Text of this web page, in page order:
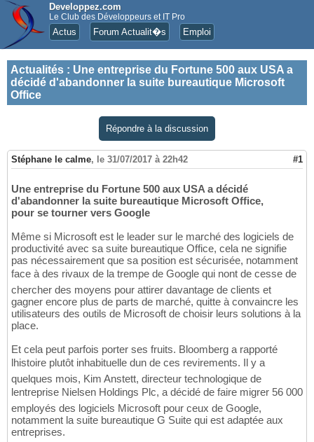
Developpez.com
Le Club des Développeurs et IT Pro
Actus Forum Actualit�s Emploi
Actualités : Une entreprise du Fortune 500 aux USA a
décidé d'abandonner la suite bureautique Microsoft
Office
Répondre à la discussion
Stéphane le calme, le 31/07/2017 à 22h42 #1
Une entreprise du Fortune 500 aux USA a décidé
d'abandonner la suite bureautique Microsoft Office,
pour se tourner vers Google
Même si Microsoft est le leader sur le marché des logiciels de
productivité avec sa suite bureautique Office, cela ne signifie
pas nécessairement que sa position est sécurisée, notamment
face à des rivaux de la trempe de Google qui nont de cesse de
chercher des moyens pour attirer davantage de clients et
gagner encore plus de parts de marché, quitte à convaincre les
utilisateurs des outils de Microsoft de choisir leurs solutions à la
place.
Et cela peut parfois porter ses fruits. Bloomberg a rapporté
lhistoire plutôt inhabituelle dun de ces revirements. Il y a
quelques mois, Kim Anstett, directeur technologique de
lentreprise Nielsen Holdings Plc, a décidé de faire migrer 56 000
employés des logiciels Microsoft pour ceux de Google,
notamment la suite bureautique G Suite qui est adaptée aux
entreprises.